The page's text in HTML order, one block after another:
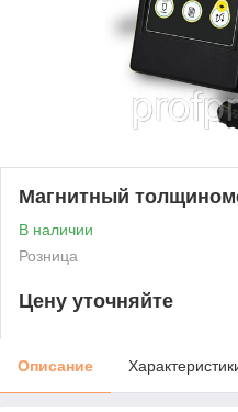
Магнитный
В наличии
Розница
Цену уточняйте
Описание